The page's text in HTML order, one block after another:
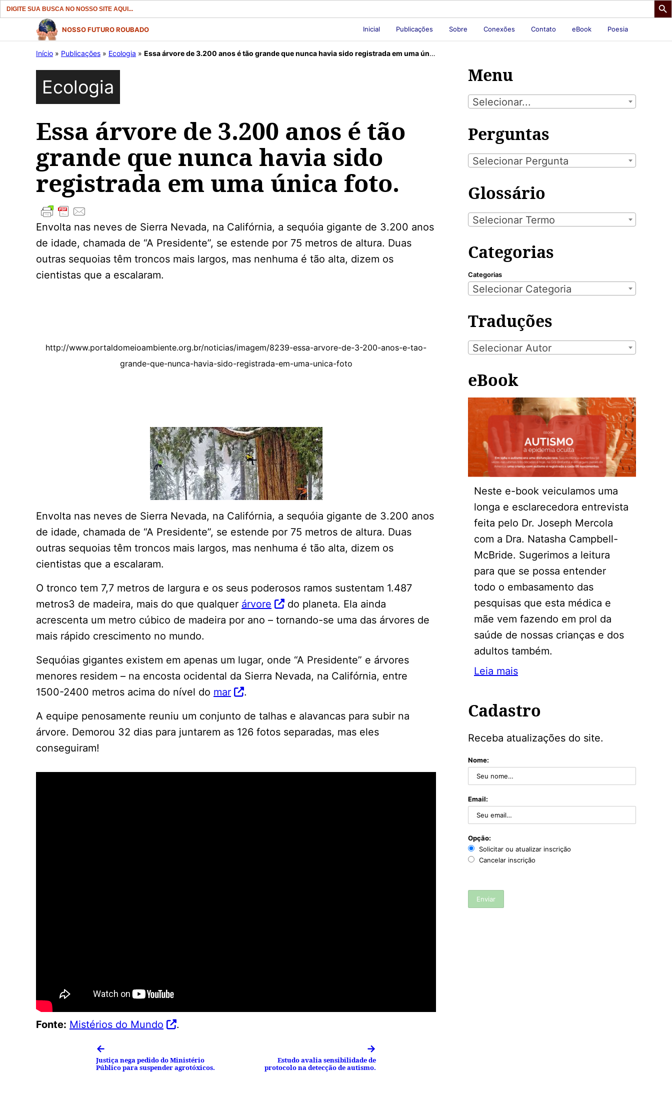
Search
for:
conteúdo
NOSSO FUTURO ROUBADO Inicial Publicações Sobre Conexões Contato eBook Poesia
Início » Publicações » Ecologia » Essa árvore de 3.200 anos é tão grande que nunca havia sido registrada em uma única foto.
Ecologia
Essa árvore de 3.200 anos é tão
grande que nunca havia sido
registrada em uma única foto.
Envolta nas neves de Sierra Nevada, na Califórnia, a sequóia gigante de 3.200 anos
de idade, chamada de “A Presidente”, se estende por 75 metros de altura. Duas
outras sequoias têm troncos mais largos, mas nenhuma é tão alta, dizem os
cientistas que a escalaram.
http://www.portaldomeioambiente.org.br/noticias/imagem/8239-essa-arvore-de-3-200-anos-e-tao-
grande-que-nunca-havia-sido-registrada-em-uma-unica-foto
Envolta nas neves de Sierra Nevada, na Califórnia, a sequóia gigante de 3.200 anos
de idade, chamada de “A Presidente”, se estende por 75 metros de altura. Duas
outras sequoias têm troncos mais largos, mas nenhuma é tão alta, dizem os
cientistas que a escalaram.
O tronco tem 7,7 metros de largura e os seus poderosos ramos sustentam 1.487
metros3 de madeira, mais do que qualquer árvore
do planeta. Ela ainda
acrescenta um metro cúbico de madeira por ano – tornando-se uma das árvores de
mais rápido crescimento no mundo.
Sequóias gigantes existem em apenas um lugar, onde “A Presidente” e árvores
menores residem – na encosta ocidental da Sierra Nevada, na Califórnia, entre
1500-2400 metros acima do nível do mar
.
A equipe penosamente reuniu um conjunto de talhas e alavancas para subir na
árvore. Demorou 32 dias para juntarem as 126 fotos separadas, mas eles
conseguiram!
Fonte: Mistérios do Mundo
.
←
Justiça nega pedido do Ministério
Público para suspender agrotóxicos.
→
Estudo avalia sensibilidade de
protocolo na detecção de autismo.
Menu
Selecionar...
Perguntas
Selecionar Pergunta
Glossário
Selecionar Termo
Categorias
Categorias
Selecionar Categoria
Traduções
Selecionar Autor
eBook
Neste e-book veiculamos uma
longa e esclarecedora entrevista
feita pelo Dr. Joseph Mercola
com a Dra. Natasha Campbell-
McBride. Sugerimos a leitura
para que se possa entender
todo o embasamento das
pesquisas que esta médica e
mãe vem fazendo em prol da
saúde de nossas crianças e dos
adultos também.
Leia mais
Cadastro
Receba atualizações do site.
Nome:
Email:
Opção:
Solicitar ou atualizar inscrição
Cancelar inscrição